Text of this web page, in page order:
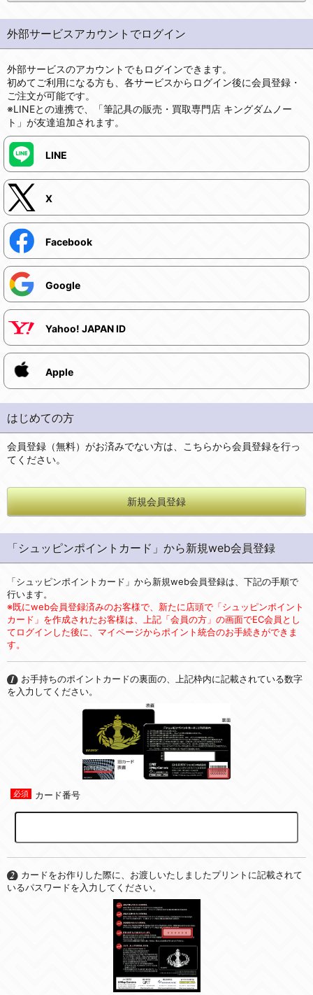
外部サービスアカウントでログイン
外部サービスのアカウントでもログインできます。
初めてご利用になる方も、各サービスからログイン後に会員登録・
ご注文が可能です。
※LINEとの連携で、「筆記具の販売・買取専門店 キングダムノー
ト」が友達追加されます。
LINE
X
Facebook
Google
Yahoo! JAPAN ID
Apple
はじめての方
会員登録（無料）がお済みでない方は、こちらから会員登録を行っ
てください。
新規会員登録
「シュッピンポイントカード」から新規web会員登録
「シュッピンポイントカード」から新規web会員登録は、下記の手順で
行います。
※既にweb会員登録済みのお客様で、新たに店頭で「シュッピンポイント
カード」を作成されたお客様は、上記「会員の方」の画面でEC会員とし
てログインした後に、マイページからポイント統合のお手続きができま
す。
お手持ちのポイントカードの裏面の、上記枠内に記載されている数字
を入力してください。
カード番号
カードをお作りした際に、お渡しいたしましたプリントに記載されて
いるパスワードを入力してください。